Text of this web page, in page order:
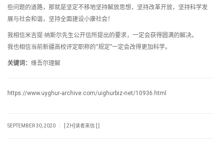
些问题的道路，那就是坚定不移地坚持解放思想，坚持改革开放，坚持科学发
展与社会和谐，坚持全面建设小康社会！
我相信米吉提·纳斯尔先生公开信所提出的要求，一定会获得圆满的解决。
我也相信当前新疆高校评定职称的“规定”一定会改得更加科学。
关键词： 维吾尔理解
https://www.uyghur-archive.com/uighurbiz-net/10936.html
SEPTEMBER 30, 2020 [:ZH]读者来信 [:]